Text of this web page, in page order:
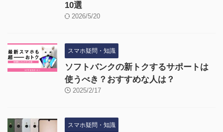
10選
2026/5/20
スマホ疑問・知識
ソフトバンクの新トクするサポートは
使うべき？おすすめな人は？
2025/2/17
スマホ疑問・知識